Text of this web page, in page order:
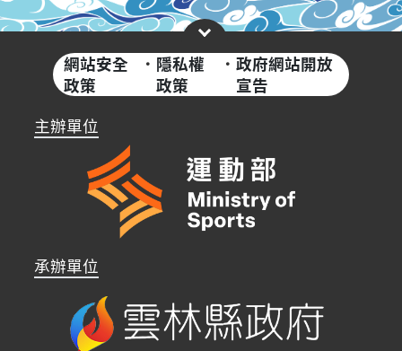
網站安全
政策
· 隱私權
政策
·政府網站開放
宣告
主辦單位
承辦單位